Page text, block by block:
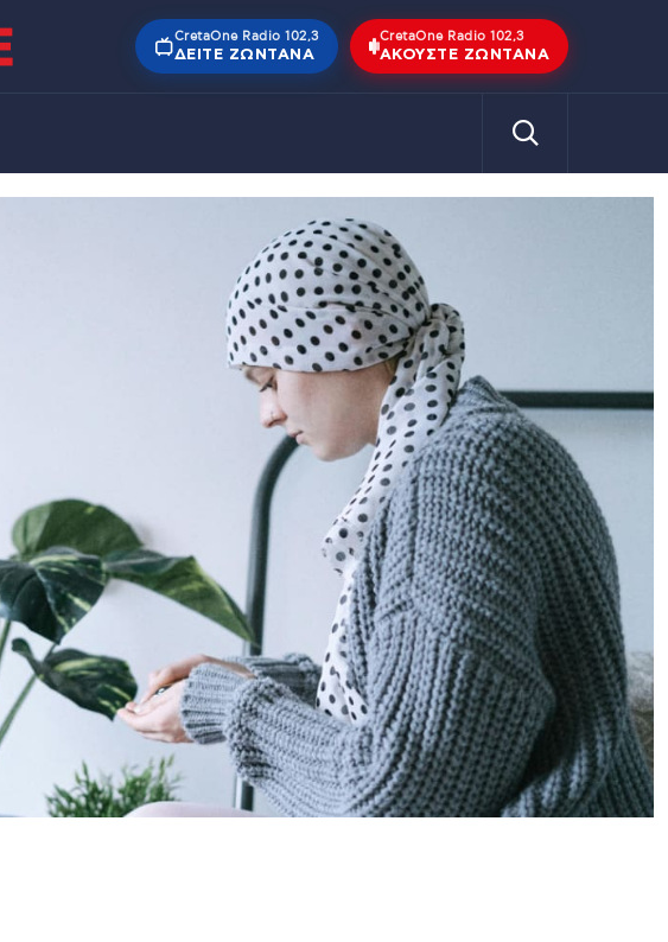
CretaOne Radio 102,3
ΔΕΊΤΕ ΖΩΝΤΑΝΆ
CretaOne Radio 102,3
ΑΚΟΎΣΤΕ ΖΩΝΤΑΝΆ